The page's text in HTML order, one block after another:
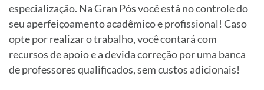
especialização. Na Gran Pós você está no controle do
seu aperfeiçoamento acadêmico e profissional! Caso
opte por realizar o trabalho, você contará com
recursos de apoio e a devida correção por uma banca
de professores qualificados, sem custos adicionais!